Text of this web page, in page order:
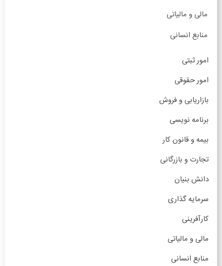
مالی و مالیاتی
منابع انسانی
امور ثبتی
امور حقوقی
بازاریابی و فروش
برنامه نویسی
بیمه و قانون کار
تجارت و بازرگانی
دانش بنیان
سرمایه گذاری
کارآفرینی
مالی و مالیاتی
منابع انسانی